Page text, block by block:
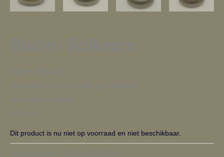
Buiten Bolkaars
Buiten Bolkaars
Gemaakt van recyclede grondstoffen
Inclusief schoteltje
ø 15 cm
Dit product is nu niet op voorraad en niet beschikbaar.
Artikelnummer:
KRO-RL-00-0001-k